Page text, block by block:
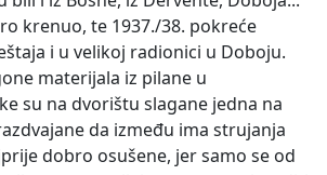
krenuo, te 1937./38. pokreće
i u velikoj radionici u Doboju.
materijala iz pilane u
su na dvorištu slagane jedna na
da između ima strujanja
dobro osušene, jer samo se od